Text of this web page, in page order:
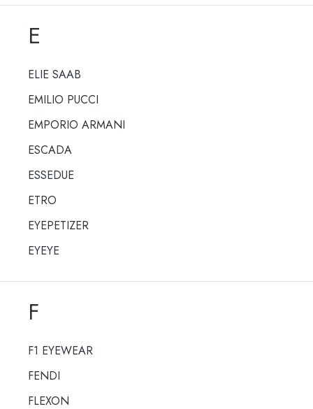
E
ELIE SAAB
EMILIO PUCCI
EMPORIO ARMANI
ESCADA
ESSEDUE
ETRO
EYEPETIZER
EYEYE
F
F1 EYEWEAR
FENDI
FLEXON